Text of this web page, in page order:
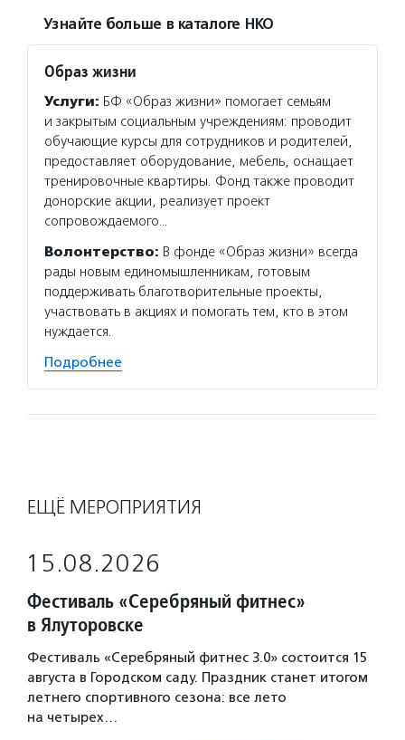
Узнайте больше в каталоге НКО
Образ жизни
Услуги: БФ «Образ жизни» помогает семьям
и закрытым социальным учреждениям: проводит
обучающие курсы для сотрудников и родителей,
предоставляет оборудование, мебель, оснащает
тренировочные квартиры. Фонд также проводит
донорские акции, реализует проект
сопровождаемого…
Волонтерство: В фонде «Образ жизни» всегда
рады новым единомышленникам, готовым
поддерживать благотворительные проекты,
участвовать в акциях и помогать тем, кто в этом
нуждается.
Подробнее
ЕЩЁ МЕРОПРИЯТИЯ
15.08.2026
Фестиваль «Серебряный фитнес»
в Ялуторовске
Фестиваль «Серебряный фитнес 3.0» состоится 15
августа в Городском саду. Праздник станет итогом
летнего спортивного сезона: все лето
на четырех…